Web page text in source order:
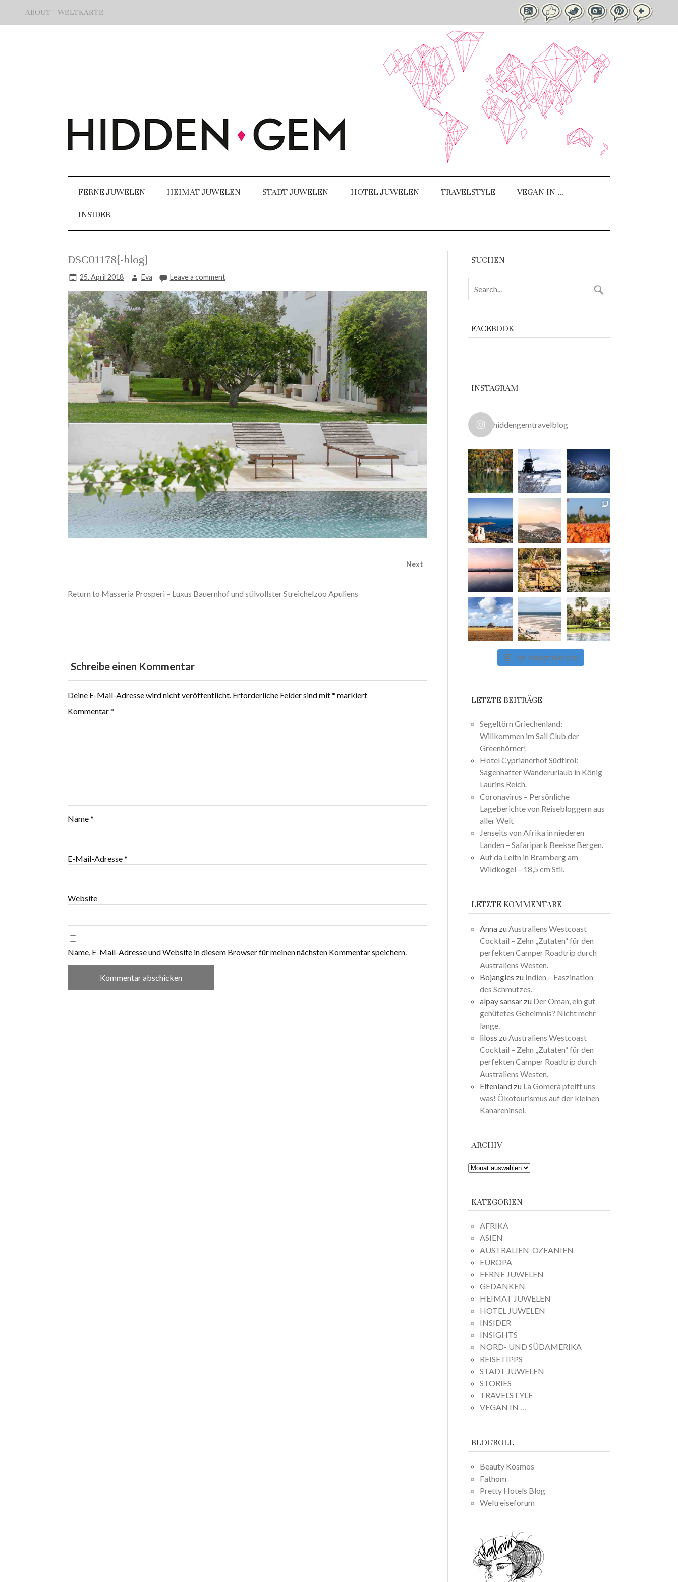
ABOUT WELTKARTE
FERNE JUWELEN HEIMAT JUWELEN STADT JUWELEN HOTEL JUWELEN TRAVELSTYLE VEGAN IN …
INSIDER
DSC01178{-blog}
25. April 2018 Eva Leave a comment
Next
Return to Masseria Prosperi – Luxus Bauernhof und stilvollster Streichelzoo Apuliens
Schreibe einen Kommentar
Deine E-Mail-Adresse wird nicht veröffentlicht. Erforderliche Felder sind mit* markiert
Kommentar*
Name*
E-Mail-Adresse*
Website
Name, E-Mail-Adresse und Website in diesem Browser für meinen nächsten Kommentar speichern.
SUCHEN
FACEBOOK
INSTAGRAM
hiddengemtravelblog
Auf Instagram folgen
LETZTE BEITRÄGE
Segeltörn Griechenland:
Willkommen im Sail Club der
Greenhörner!
Hotel Cyprianerhof Südtirol:
Sagenhafter Wanderurlaub in König
Laurins Reich.
Coronavirus – Persönliche
Lageberichte von Reisebloggern aus
aller Welt
Jenseits von Afrika in niederen
Landen – Safaripark Beekse Bergen.
Auf da Leitn in Bramberg am
Wildkogel – 18,5 cm Stil.
LETZTE KOMMENTARE
Anna zu Australiens Westcoast
Cocktail – Zehn „Zutaten“ für den
perfekten Camper Roadtrip durch
Australiens Westen.
Bojangles zu Indien – Faszination
des Schmutzes.
alpay sansar zu Der Oman, ein gut
gehütetes Geheimnis? Nicht mehr
lange.
liloss zu Australiens Westcoast
Cocktail – Zehn „Zutaten“ für den
perfekten Camper Roadtrip durch
Australiens Westen.
Elfenland zu La Gomera pfeift uns
was! Ökotourismus auf der kleinen
Kanareninsel.
ARCHIV
ARCHIV
KATEGORIEN
AFRIKA
ASIEN
AUSTRALIEN-OZEANIEN
EUROPA
FERNE JUWELEN
GEDANKEN
HEIMAT JUWELEN
HOTEL JUWELEN
INSIDER
INSIGHTS
NORD- UND SÜDAMERIKA
REISETIPPS
STADT JUWELEN
STORIES
TRAVELSTYLE
VEGAN IN …
BLOGROLL
Beauty Kosmos
Fathom
Pretty Hotels Blog
Weltreiseforum